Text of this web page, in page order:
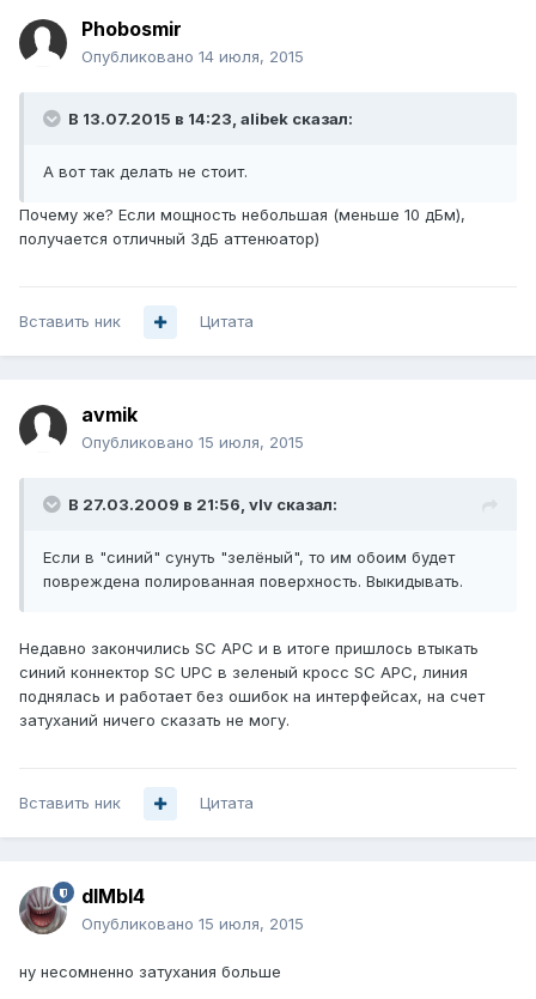
Phobosmir
Опубликовано 14 июля, 2015
В 13.07.2015 в 14:23, alibek сказал:
А вот так делать не стоит.
Почему же? Если мощность небольшая (меньше 10 дБм),
получается отличный 3дБ аттенюатор)
Вставить ник Цитата
avmik
Опубликовано 15 июля, 2015
В 27.03.2009 в 21:56, vIv сказал:
Если в "синий" сунуть "зелёный", то им обоим будет
повреждена полированная поверхность. Выкидывать.
Недавно закончились SC APC и в итоге пришлось втыкать
синий коннектор SC UPC в зеленый кросс SС APC, линия
поднялась и работает без ошибок на интерфейсах, на счет
затуханий ничего сказать не могу.
Вставить ник Цитата
dIMbI4
Опубликовано 15 июля, 2015
ну несомненно затухания больше